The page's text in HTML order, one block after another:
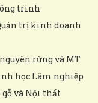
trình
trị kinh doanh
rừng và MT
học Lâm nghiệp
và Nội thất